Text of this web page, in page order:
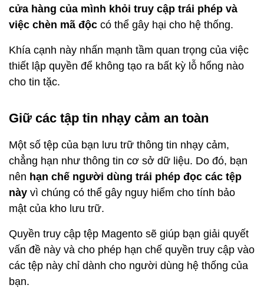
cửa hàng của mình khỏi truy cập trái phép và
việc chèn mã độc có thể gây hại cho hệ thống.
Khía cạnh này nhấn mạnh tầm quan trọng của việc
thiết lập quyền để không tạo ra bất kỳ lỗ hổng nào
cho tin tặc.
Giữ các tập tin nhạy cảm an toàn
Một số tệp của bạn lưu trữ thông tin nhạy cảm,
chẳng hạn như thông tin cơ sở dữ liệu. Do đó, bạn
nên hạn chế người dùng trái phép đọc các tệp
này vì chúng có thể gây nguy hiểm cho tính bảo
mật của kho lưu trữ.
Quyền truy cập tệp Magento sẽ giúp bạn giải quyết
vấn đề này và cho phép hạn chế quyền truy cập vào
các tệp này chỉ dành cho người dùng hệ thống của
bạn.